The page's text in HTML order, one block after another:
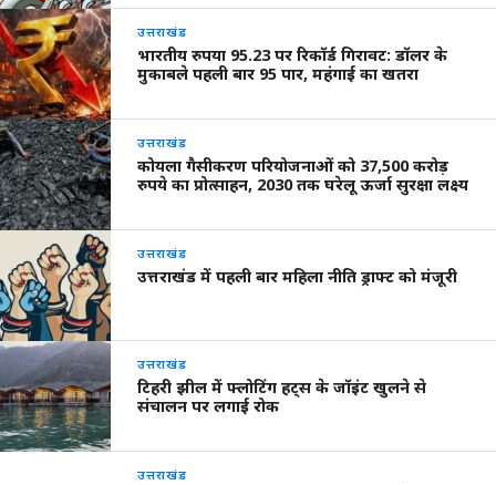
उत्तराखंड
भारतीय रुपया 95.23 पर रिकॉर्ड गिरावट: डॉलर के
मुकाबले पहली बार 95 पार, महंगाई का खतरा
उत्तराखंड
कोयला गैसीकरण परियोजनाओं को 37,500 करोड़
रुपये का प्रोत्साहन, 2030 तक घरेलू ऊर्जा सुरक्षा लक्ष्य
उत्तराखंड
उत्तराखंड में पहली बार महिला नीति ड्राफ्ट को मंजूरी
उत्तराखंड
टिहरी झील में फ्लोटिंग हट्स के जॉइंट खुलने से
संचालन पर लगाई रोक
उत्तराखंड